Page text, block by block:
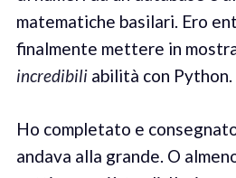
matematiche basilari. Ero
finalmente mettere in
incredibiliabilità con Python.
Ho completato e
andava alla grande. O